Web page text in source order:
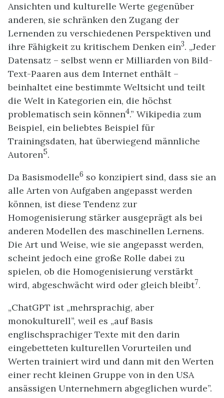
Ansichten und kulturelle Werte gegenüber
anderen, sie schränken den Zugang der
Lernenden zu verschiedenen Perspektiven und
ihre Fähigkeit zu kritischem Denken ein3. „Jeder
Datensatz – selbst wenn er Milliarden von Bild-
Text-Paaren aus dem Internet enthält –
beinhaltet eine bestimmte Weltsicht und teilt
die Welt in Kategorien ein, die höchst
problematisch sein können4.” Wikipedia zum
Beispiel, ein beliebtes Beispiel für
Trainingsdaten, hat überwiegend männliche
Autoren5.
Da Basismodelle6 so konzipiert sind, dass sie an
alle Arten von Aufgaben angepasst werden
können, ist diese Tendenz zur
Homogenisierung stärker ausgeprägt als bei
anderen Modellen des maschinellen Lernens.
Die Art und Weise, wie sie angepasst werden,
scheint jedoch eine große Rolle dabei zu
spielen, ob die Homogenisierung verstärkt
wird, abgeschwächt wird oder gleich bleibt7.
„ChatGPT ist „mehrsprachig, aber
monokulturell”, weil es „auf Basis
englischsprachiger Texte mit den darin
eingebetteten kulturellen Vorurteilen und
Werten trainiert wird und dann mit den Werten
einer recht kleinen Gruppe von in den USA
ansässigen Unternehmern abgeglichen wurde”.